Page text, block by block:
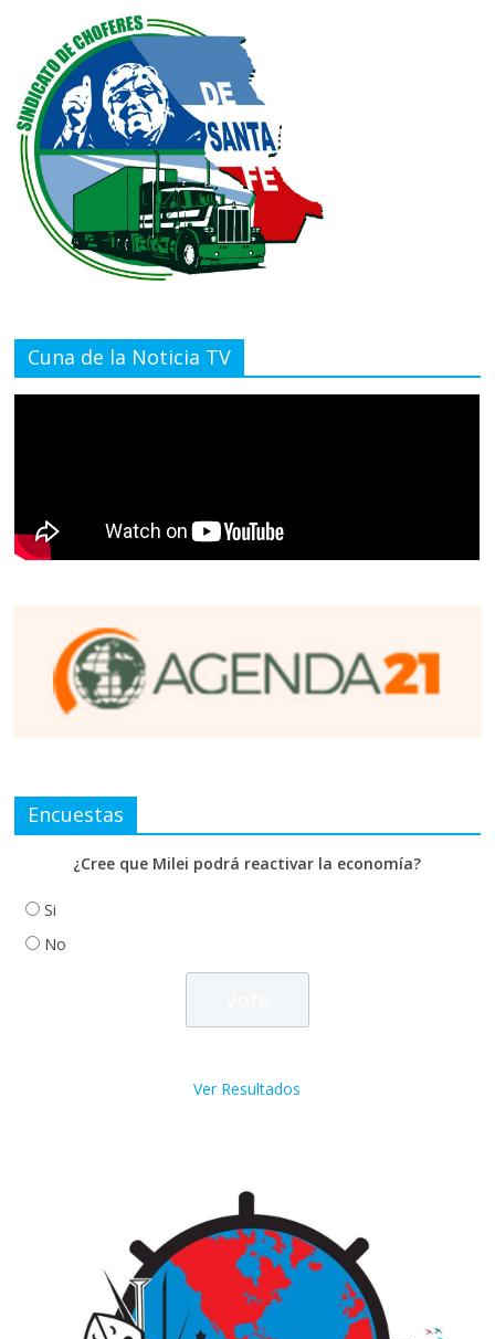
Cuna de la Noticia TV
Encuestas
¿Cree que Milei podrá reactivar la economía?
Si
No
Ver Resultados